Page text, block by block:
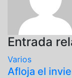
Entrada
Varios
Afloja el